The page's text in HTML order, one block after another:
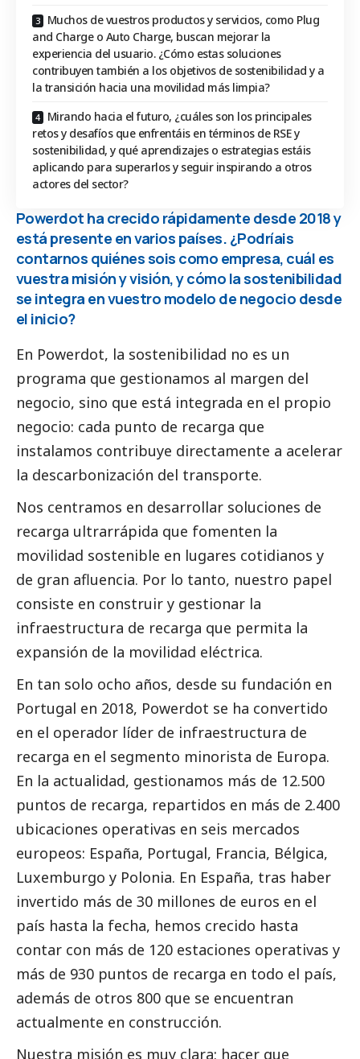
Muchos de vuestros productos y servicios, como Plug
and Charge o Auto Charge, buscan mejorar la
experiencia del usuario. ¿Cómo estas soluciones
contribuyen también a los objetivos de sostenibilidad y a
la transición hacia una movilidad más limpia?
Mirando hacia el futuro, ¿cuáles son los principales
retos y desafíos que enfrentáis en términos de RSE y
sostenibilidad, y qué aprendizajes o estrategias estáis
aplicando para superarlos y seguir inspirando a otros
actores del sector?
Powerdot ha crecido rápidamente desde 2018 y
está presente en varios países. ¿Podríais
contarnos quiénes sois como empresa, cuál es
vuestra misión y visión, y cómo la sostenibilidad
se integra en vuestro modelo de negocio desde
el inicio?
En Powerdot, la sostenibilidad no es un
programa que gestionamos al margen del
negocio, sino que está integrada en el propio
negocio: cada punto de recarga que
instalamos contribuye directamente a acelerar
la descarbonización del transporte.
Nos centramos en desarrollar soluciones de
recarga ultrarrápida que fomenten la
movilidad sostenible en lugares cotidianos y
de gran afluencia. Por lo tanto, nuestro papel
consiste en construir y gestionar la
infraestructura de recarga que permita la
expansión de la movilidad eléctrica.
En tan solo ocho años, desde su fundación en
Portugal en 2018, Powerdot se ha convertido
en el operador líder de infraestructura de
recarga en el segmento minorista de Europa.
En la actualidad, gestionamos más de 12.500
puntos de recarga, repartidos en más de 2.400
ubicaciones operativas en seis mercados
europeos: España, Portugal, Francia, Bélgica,
Luxemburgo y Polonia. En España, tras haber
invertido más de 30 millones de euros en el
país hasta la fecha, hemos crecido hasta
contar con más de 120 estaciones operativas y
más de 930 puntos de recarga en todo el país,
además de otros 800 que se encuentran
actualmente en construcción.
Nuestra misión es muy clara: hacer que